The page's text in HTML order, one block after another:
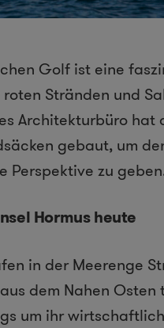
Golf ist eine
Stränden und
Architekturbüro hat
gebaut, um
Perspektive zu
Hormus heute
in der Meerenge
dem Nahen
um ihr